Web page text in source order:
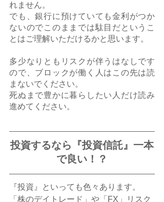
れません。
でも、銀行に預けていても金利がつか
ないのでこのままでは駄目だというこ
とはご理解いただけるかと思います。
多少なりともリスクが伴うはなしです
ので、ブロックが働く人はこの先は読
まないでください。
死ぬまで豊かに暮らしたい人だけ読み
進めてください。
投資するなら『投資信託』一本
で良い！？
『投資』といっても色々あります。
「株のデイトレード」や「FX」リスク